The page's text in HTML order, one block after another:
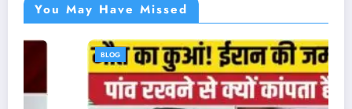
You May Have Missed
BLOG